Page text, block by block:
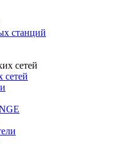
станций
сетей